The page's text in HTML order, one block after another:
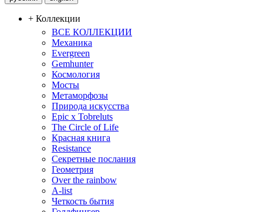
+ Коллекции
ВСЕ КОЛЛЕКЦИИ
Механика
Evergreen
Gemhunter
Космология
Мосты
Метаморфозы
Природа искусства
Epic x Tobreluts
The Circle of Life
Красная книга
Resistance
Секретные послания
Геометрия
Over the rainbow
A-list
Четкость бытия